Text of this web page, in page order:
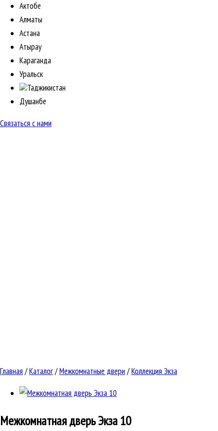
Актобе
Алматы
Астана
Атырау
Караганда
Уральск
Таджикистан
Душанбе
Связаться с нами
Главная /Каталог/Межкомнатные двери /Коллекция Экза
Межкомнатная дверьЭкза 10